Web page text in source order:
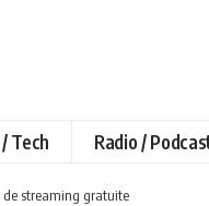
Tech Radio /
de streaming gratuite